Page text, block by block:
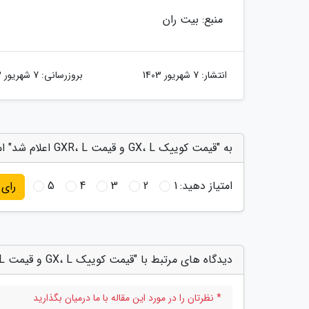
منبع: بیت ران
انتشار: 7 شهریور 1403 بروزرسانی: 7 شهریور 1403
به "قیمت کوییک GX، L و قیمت GXR، L اعلام شد" امتیاز دهید
امتیاز دهید:1
2
3
4
5 رای
دیدگاه های مرتبط با "قیمت کوییک GX، L و قیمت GXR، L اعلام شد"
* نظرتان را در مورد این مقاله با ما درمیان بگذارید